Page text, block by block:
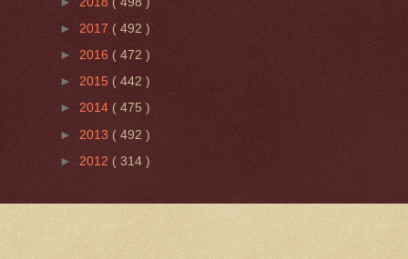
► 2017 ( 492 )
► 2016 ( 472 )
► 2015 ( 442 )
► 2014 ( 475 )
► 2013 ( 492 )
► 2012 ( 314 )